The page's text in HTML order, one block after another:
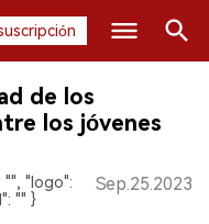
de los
los jóvenes
"logo":
"" }
Sep.25.2023